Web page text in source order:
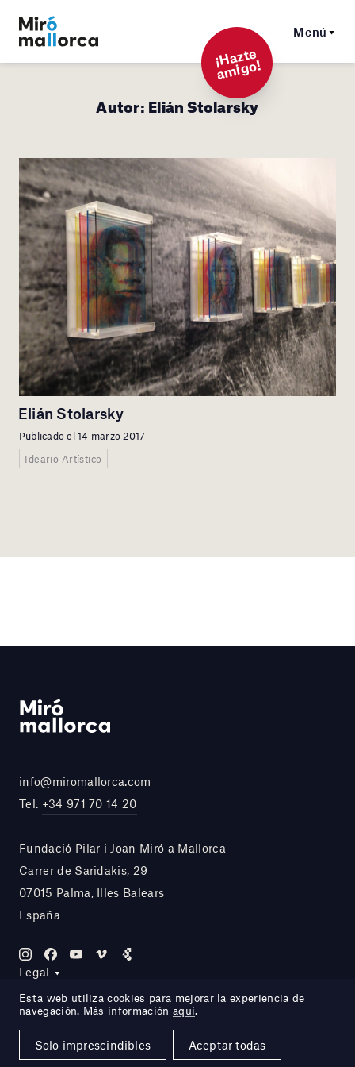
Menú
¡
Hazt
e
a
mi
g
o!
Autor:Elián Stolarsky
Elián Stolarsky
Publicado el 14 marzo 2017
Ideario Artístico
info@miromallorca.com
Tel. +34 971 70 14 20
Fundació Pilar i Joan Miró a Mallorca
Carrer de Saridakis, 29
07015 Palma, Illes Balears
España
Legal
Site by DOMO—A
Esta web utiliza cookies para mejorar la experiencia de
navegación. Más información aquí.
Solo imprescindibles Aceptar todas